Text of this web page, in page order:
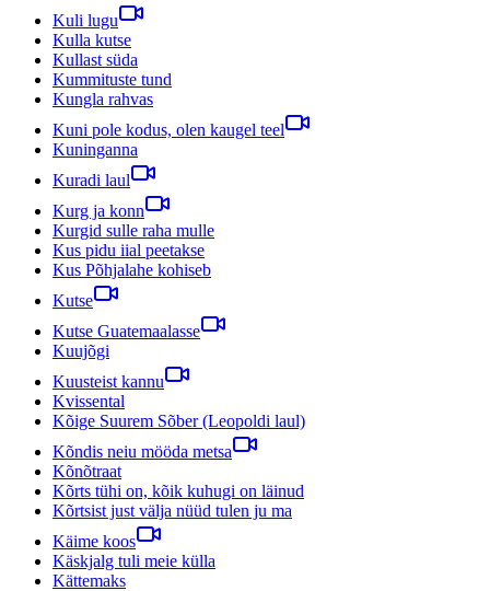
Kuli lugu
Kulla kutse
Kullast süda
Kummituste tund
Kungla rahvas
Kuni pole kodus, olen kaugel teel
Kuninganna
Kuradi laul
Kurg ja konn
Kurgid sulle raha mulle
Kus pidu iial peetakse
Kus Põhjalahe kohiseb
Kutse
Kutse Guatemaalasse
Kuujõgi
Kuusteist kannu
Kvissental
Kõige Suurem Sõber (Leopoldi laul)
Kõndis neiu mööda metsa
Kõnõtraat
Kõrts tühi on, kõik kuhugi on läinud
Kõrtsist just välja nüüd tulen ju ma
Käime koos
Käskjalg tuli meie külla
Kättemaks